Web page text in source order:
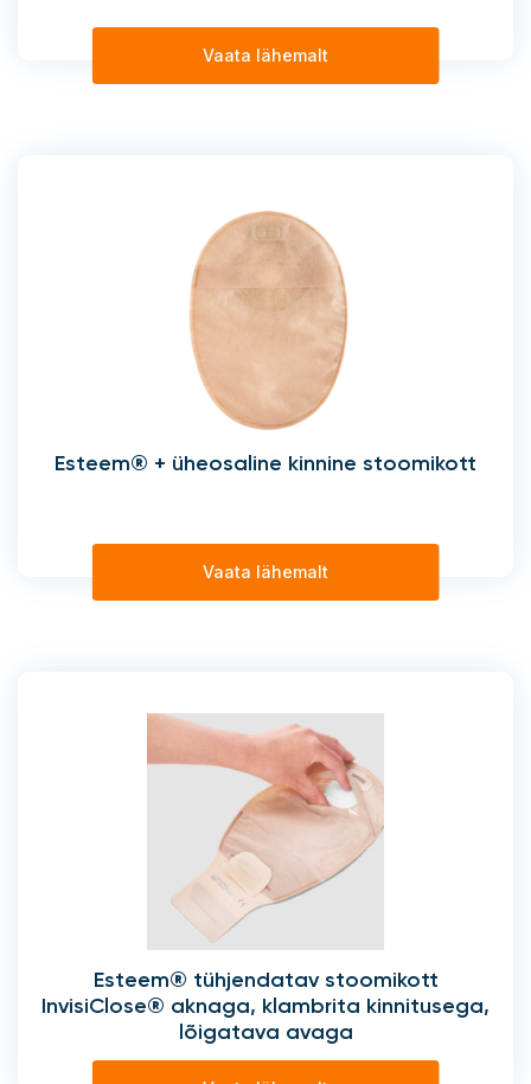
Vaata lähemalt
Esteem® + üheosaline kinnine stoomikott
Vaata lähemalt
Esteem® tühjendatav stoomikott
InvisiClose® aknaga, klambrita kinnitusega,
lõigatava avaga